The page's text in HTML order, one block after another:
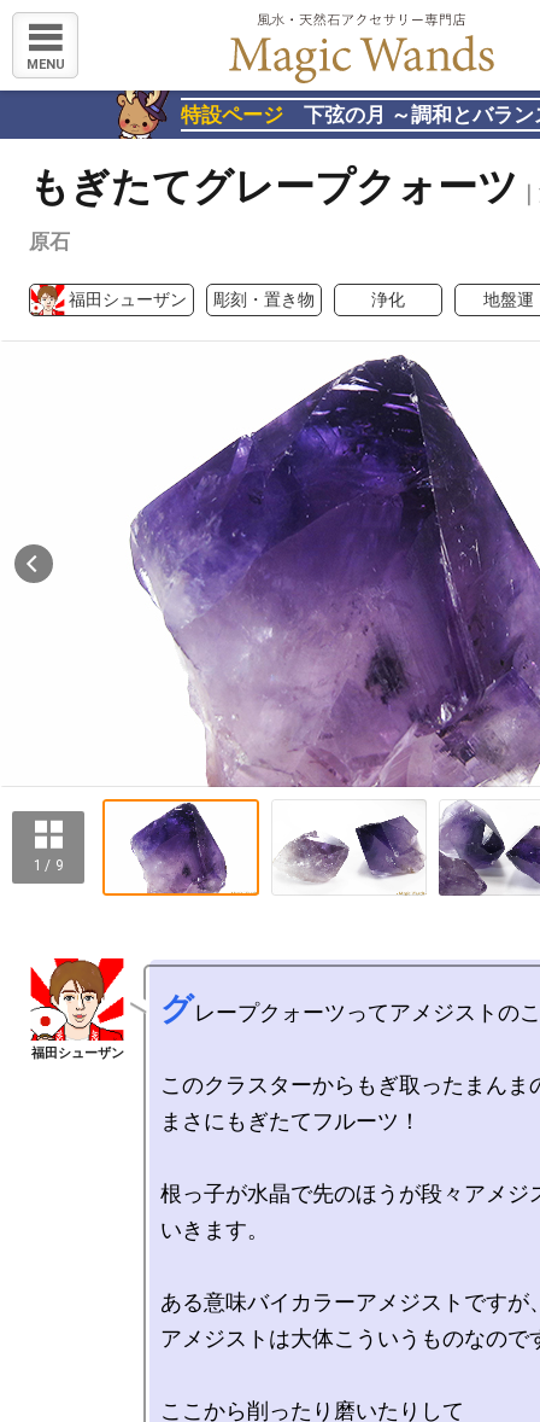
MENU
特設ページ 下弦の月 ～調和とバラン
もぎたてグレープクォーツ
原石
福田シューザン 彫刻・置き物 浄化 地盤運
1 / 9
グレープクォーツってアメジストの
このクラスターからもぎ取ったまんま
まさにもぎたてフルーツ！
根っ子が水晶で先のほうが段々アメジ
いきます。
ある意味バイカラーアメジストですが
アメジストは大体こういうものなので
ここから削ったり磨いたりして